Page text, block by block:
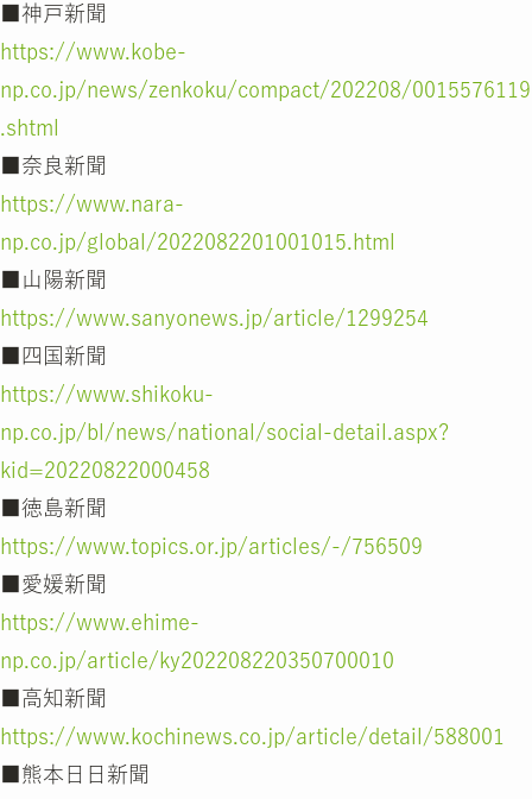
■神戸新聞
https://www.kobe-
np.co.jp/news/zenkoku/compact/202208/0015576119
.shtml
■奈良新聞
https://www.nara-
np.co.jp/global/2022082201001015.html
■山陽新聞
https://www.sanyonews.jp/article/1299254
■四国新聞
https://www.shikoku-
np.co.jp/bl/news/national/social-detail.aspx?
kid=20220822000458
■徳島新聞
https://www.topics.or.jp/articles/-/756509
■愛媛新聞
https://www.ehime-
np.co.jp/article/ky202208220350700010
■高知新聞
https://www.kochinews.co.jp/article/detail/588001
■熊本日日新聞